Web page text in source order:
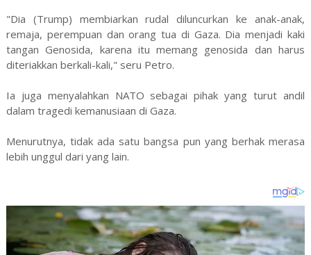
"Dia (Trump) membiarkan rudal diluncurkan ke anak-anak,
remaja, perempuan dan orang tua di Gaza. Dia menjadi kaki
tangan Genosida, karena itu memang genosida dan harus
diteriakkan berkali-kali," seru Petro.
Ia juga menyalahkan NATO sebagai pihak yang turut andil
dalam tragedi kemanusiaan di Gaza.
Menurutnya, tidak ada satu bangsa pun yang berhak merasa
lebih unggul dari yang lain.